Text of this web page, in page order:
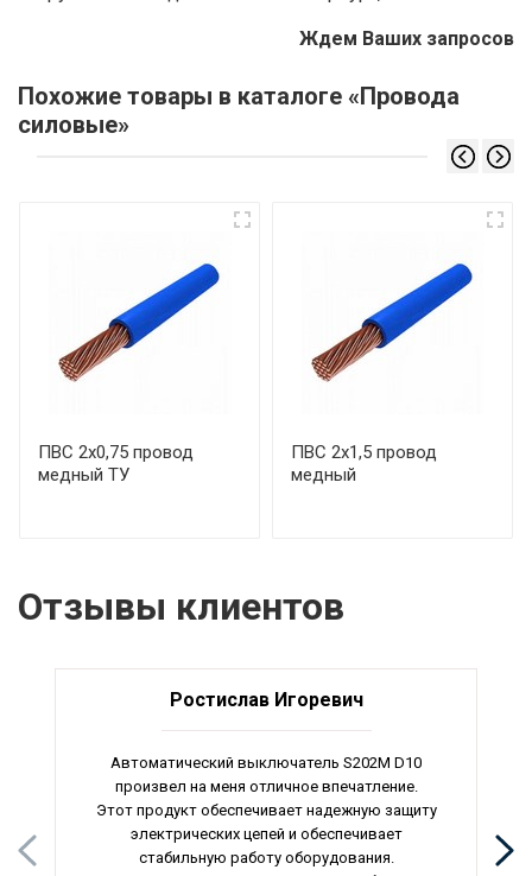
Ждем Ваших запросов
Похожие товары в каталоге «Провода
силовые»
ПВС 2х0,75 провод
медный ТУ
ПВС 2х1,5 провод
медный
Отзывы клиентов
Ростислав Игоревич
Автоматический выключатель S202M D10
произвел на меня отличное впечатление.
Этот продукт обеспечивает надежную защиту
электрических цепей и обеспечивает
стабильную работу оборудования.